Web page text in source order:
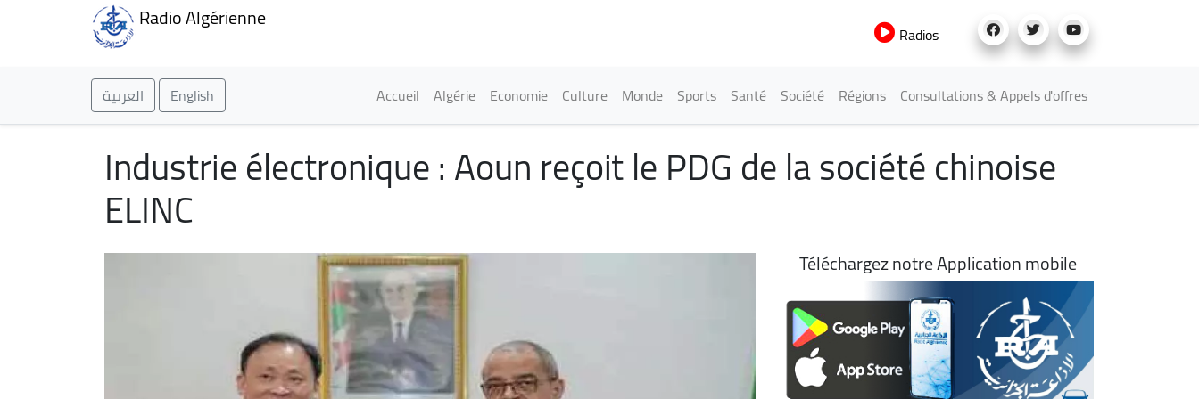
Radio Algérienne
Radios
العربية English Main navigation
Accueil Algérie Economie Culture Monde Sports Santé Société Régions Consultations & Appels d'offres
Industrie électronique : Aoun reçoit le PDG de la société chinoise
ELINC
Téléchargez notre Application mobile